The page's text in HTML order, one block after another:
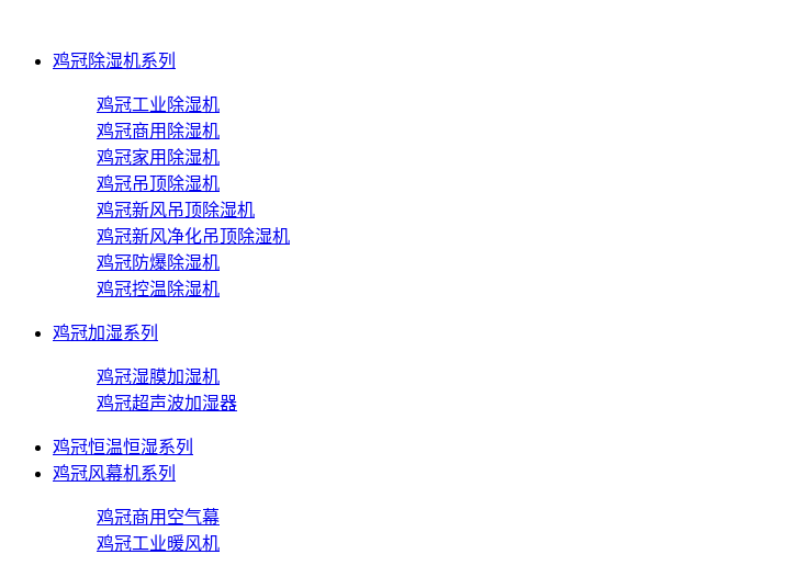
鸡冠除湿机系列
鸡冠工业除湿机
鸡冠商用除湿机
鸡冠家用除湿机
鸡冠吊顶除湿机
鸡冠新风吊顶除湿机
鸡冠新风净化吊顶除湿机
鸡冠防爆除湿机
鸡冠控温除湿机
鸡冠加湿系列
鸡冠湿膜加湿机
鸡冠超声波加湿器
鸡冠恒温恒湿系列
鸡冠风幕机系列
鸡冠商用空气幕
鸡冠工业暖风机